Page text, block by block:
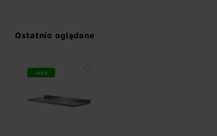
Ostatnio oglądane
-49%